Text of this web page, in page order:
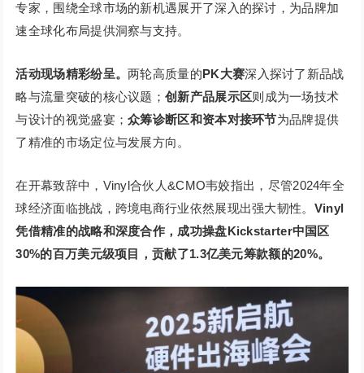
专家，围绕全球市场的新机遇展开了深入的探讨，为品牌加
速全球化布局提供洞察与支持。
活动现场精彩纷呈。两轮高质量的PK大赛深入探讨了新品战
略与流量突破的核心议题；创新产品展示区则成为一场技术
与设计的视觉盛宴；众筹诊断区和资本对接环节为品牌提供
了精准的市场定位与发展方向。
在开幕致辞中，Vinyl合伙人&CMO韦姣指出，尽管2024年全
球经济面临挑战，跨境电商行业依然展现出强大韧性。 Vinyl
凭借精准的战略和深度合作，成功操盘Kickstarter中国区
30%的百万美元级项目，贡献了1.3亿美元筹款额的20%。